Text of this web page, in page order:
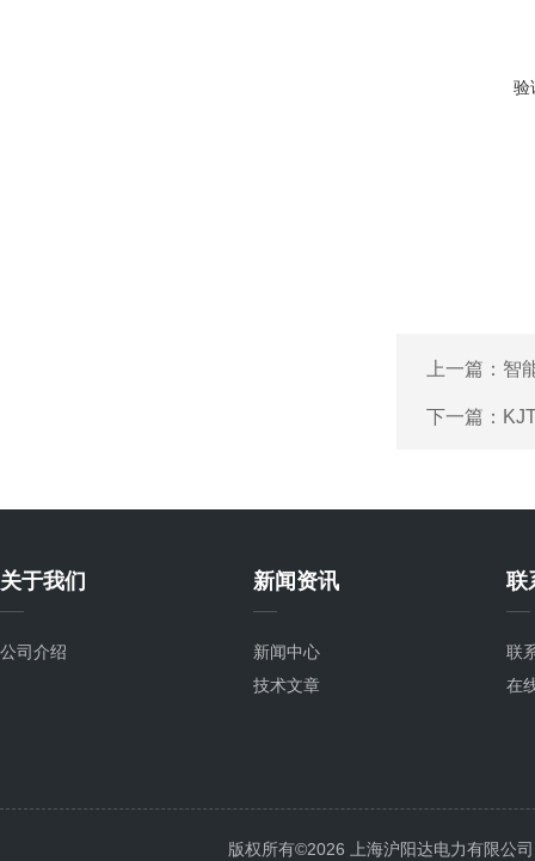
验
上一篇： 智
下一篇：
关于我们
公司介绍
新闻资讯
新闻中心
技术文章
联
联
在
版权所有©2026 上海沪阳达电力有限公